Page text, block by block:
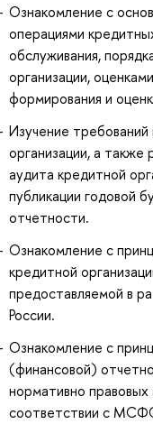
Ознакомление с
операциями
обслуживания,
организации,
формирования и
Изучение
организации, а
аудита кредитной
публикации годовой
отчетности.
Ознакомление с
кредитной
предоставляемой в
России.
Ознакомление с
(финансовой)
нормативно
соответствии с